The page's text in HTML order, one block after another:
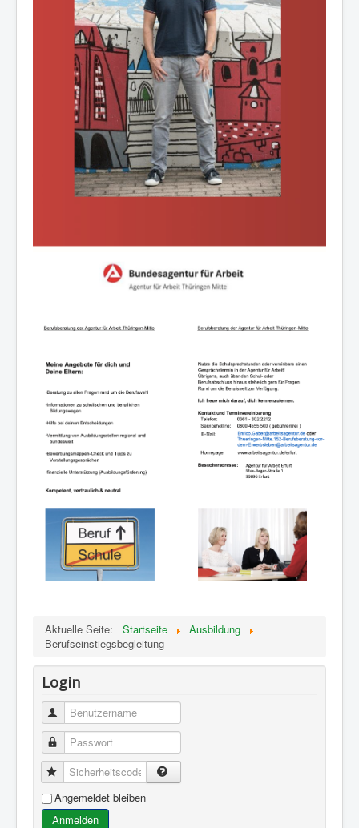
Aktuelle Seite: Startseite
Ausbildung
Berufseinstiegsbegleitung
Login
Benutzername
Passwort
Sicherheitscode
Angemeldet bleiben
Anmelden